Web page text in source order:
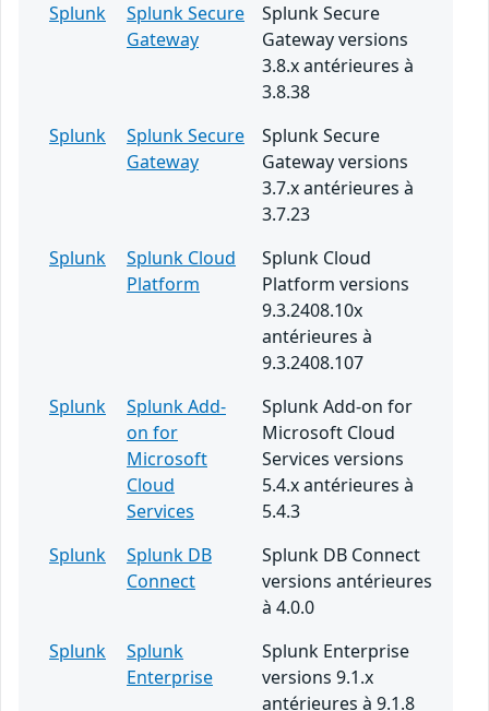
Splunk
Splunk Secure
Gateway
Splunk Secure
Gateway versions
3.8.x antérieures à
3.8.38
Splunk
Splunk Secure
Gateway
Splunk Secure
Gateway versions
3.7.x antérieures à
3.7.23
Splunk
Splunk Cloud
Platform
Splunk Cloud
Platform versions
9.3.2408.10x
antérieures à
9.3.2408.107
Splunk
Splunk Add-
on for
Microsoft
Cloud
Services
Splunk Add-on for
Microsoft Cloud
Services versions
5.4.x antérieures à
5.4.3
Splunk
Splunk DB
Connect
Splunk DB Connect
versions antérieures
à 4.0.0
Splunk
Splunk
Enterprise
Splunk Enterprise
versions 9.1.x
antérieures à 9.1.8